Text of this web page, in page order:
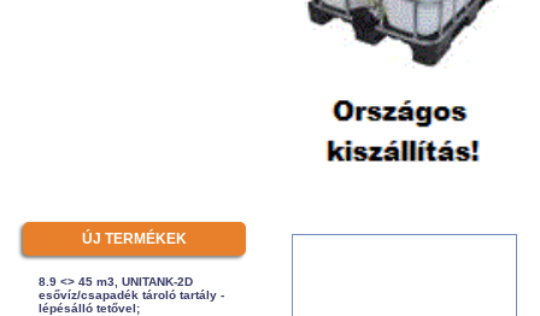
ÚJ TERMÉKEK
8.9 <> 45 m3, UNITANK-2D
esővíz/csapadék tároló tartály -
lépésálló tetővel;